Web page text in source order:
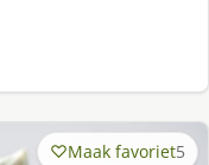
Maak favoriet5